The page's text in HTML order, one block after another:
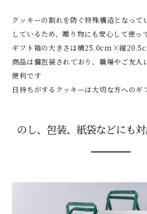
クッキーの割れを防ぐ特殊構造となって
しているため、贈り物にも安心して使っ
ギフト箱の大きさは横25.0cm×縦
商品は個包装されており、職場やご友人
便利です
日持ちがするクッキーは大切な方へのギ
のし、包装、紙袋などにも